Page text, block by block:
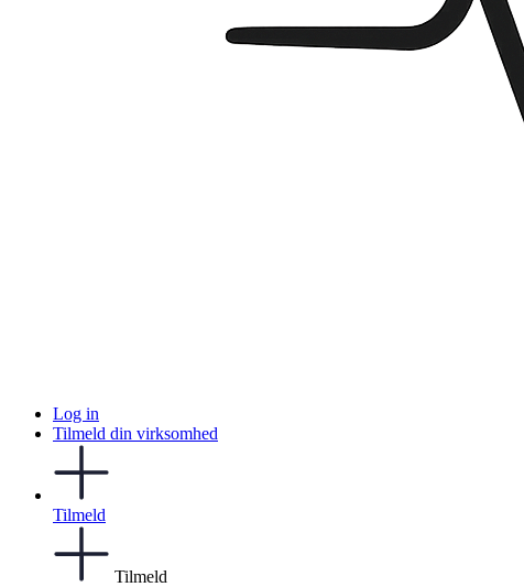
Log in
Tilmeld din virksomhed
Tilmeld
Tilmeld